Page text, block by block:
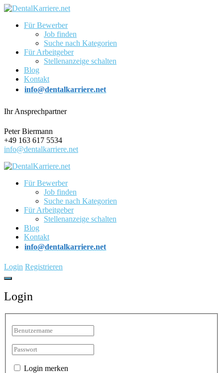
Für Bewerber
Job finden
Suche nach Kategorien
Für Arbeitgeber
Stellenanzeige schalten
Blog
Kontakt
info@dentalkarriere.net
Ihr Ansprechpartner
Peter Biermann
+49 163 617 5534
info@dentalkarriere.net
Für Bewerber
Job finden
Suche nach Kategorien
Für Arbeitgeber
Stellenanzeige schalten
Blog
Kontakt
info@dentalkarriere.net
Login Registrieren
Login
Login merken